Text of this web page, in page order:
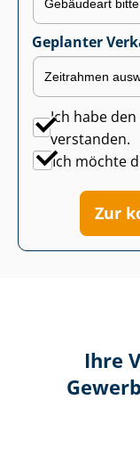
Geplanter
Ich habe den
verstanden.
Ich möchte
Zur
Ihre